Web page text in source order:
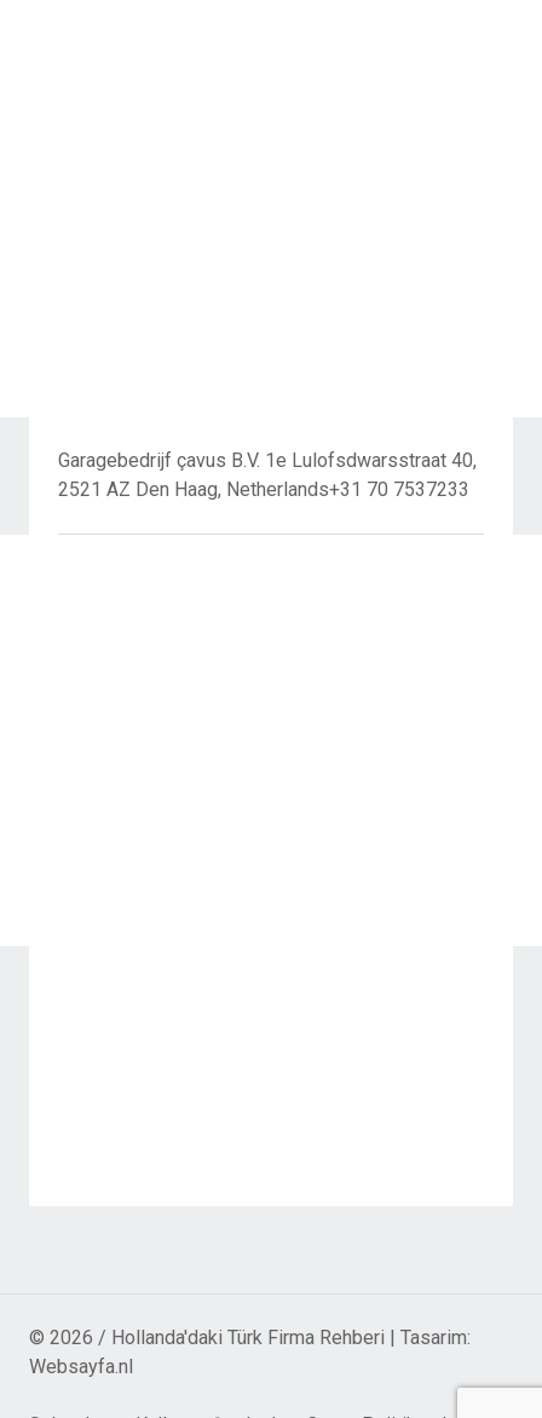
Garagebedrijf çavus B.V. 1e Lulofsdwarsstraat 40,
2521 AZ Den Haag, Netherlands+31 70 7537233
© 2026 / Hollanda'daki Türk Firma Rehberi | Tasarim:
Websayfa.nl